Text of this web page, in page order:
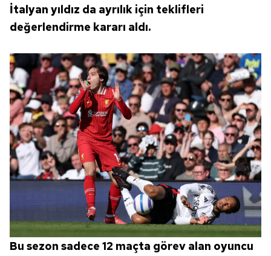
İtalyan yıldız da ayrılık için teklifleri
değerlendirme kararı aldı.
Bu sezon sadece 12 maçta görev alan oyuncu